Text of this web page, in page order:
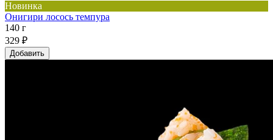
Новинка
Онигири лосось темпура
140 г
329 ₽
Добавить